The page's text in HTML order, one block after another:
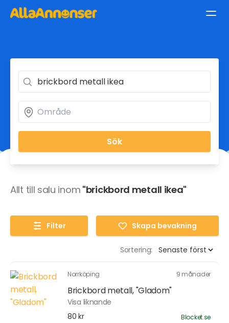
Sök
Allt till salu inom "brickbord metall ikea"
Filter Skapa bevakning
Sortering:
Norrköping 9 månader
Brickbord metall, "Gladom"
Visa liknande
80 kr
Blocket.se